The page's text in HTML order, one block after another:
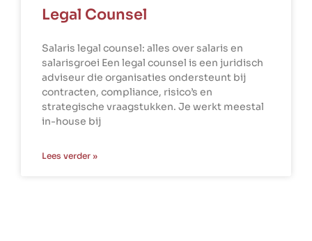
Legal Counsel
Salaris legal counsel: alles over salaris en
salarisgroei Een legal counsel is een juridisch
adviseur die organisaties ondersteunt bij
contracten, compliance, risico’s en
strategische vraagstukken. Je werkt meestal
in-house bij
Lees verder »